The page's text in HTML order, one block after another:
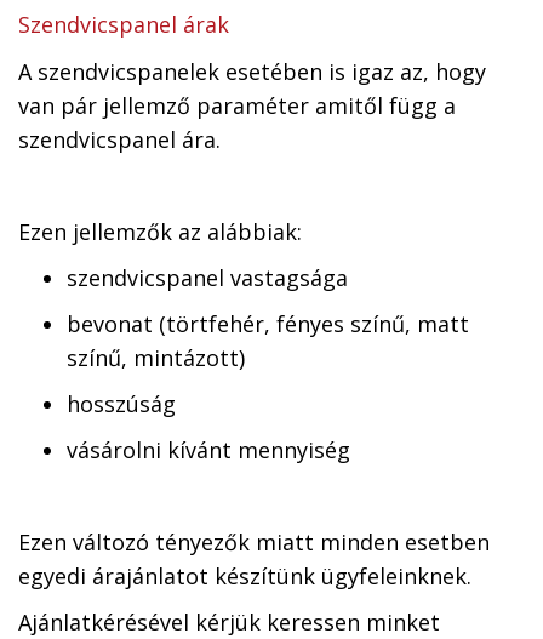
Szendvicspanel árak
A szendvicspanelek esetében is igaz az, hogy
van pár jellemző paraméter amitől függ a
szendvicspanel ára.
Ezen jellemzők az alábbiak:
szendvicspanel vastagsága
bevonat (törtfehér, fényes színű, matt
színű, mintázott)
hosszúság
vásárolni kívánt mennyiség
Ezen változó tényezők miatt minden esetben
egyedi árajánlatot készítünk ügyfeleinknek.
Ajánlatkérésével kérjük keressen minket